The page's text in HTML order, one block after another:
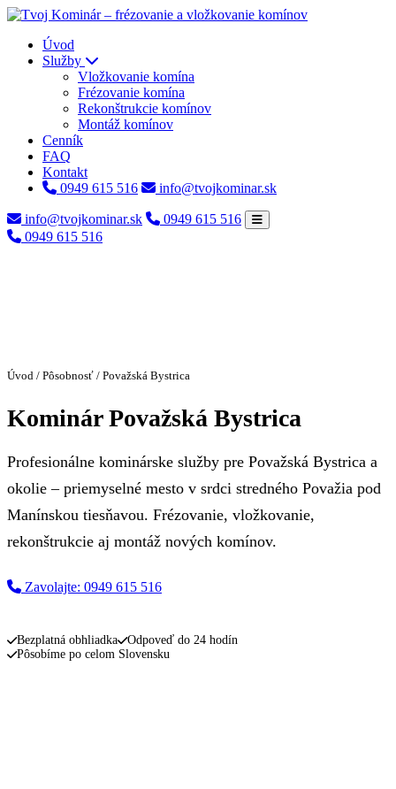
Úvod
Služby
Vložkovanie komína
Frézovanie komína
Rekonštrukcie komínov
Montáž komínov
Cenník
FAQ
Kontakt
0949 615 516
info@tvojkominar.sk
info@tvojkominar.sk
0949 615 516
0949 615 516
Úvod / Pôsobnosť / Považská Bystrica
Kominár Považská Bystrica
Profesionálne kominárske služby pre Považská Bystrica a
okolie – priemyselné mesto v srdci stredného Považia pod
Manínskou tiesňavou. Frézovanie, vložkovanie,
rekonštrukcie aj montáž nových komínov.
Zavolajte: 0949 615 516
Bezplatná obhliadka
Odpoveď do 24 hodín
Pôsobíme po celom Slovensku